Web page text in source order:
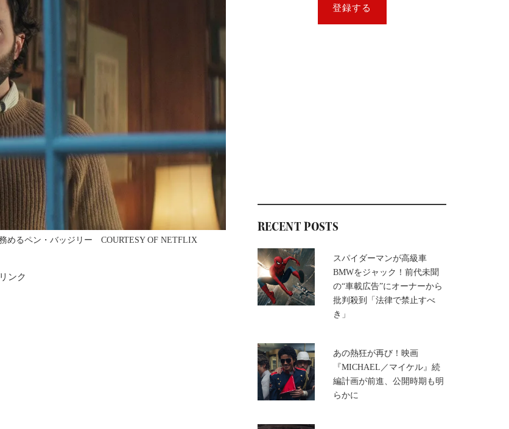
めるペン・バッジリー COURTESY OF NETFLIX
ンク
登録する
RECENT POSTS
スパイダーマンが高級車
BMWをジャック！前代未聞
の“車載広告”にオーナーから
批判殺到「法律で禁止すべ
き」
あの熱狂が再び！映画
『MICHAEL／マイケル』続
編計画が前進、公開時期も明
らかに